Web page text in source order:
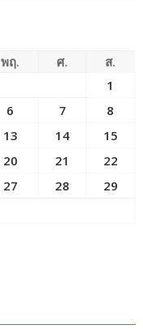
พฤ. ศ.
ส.
1
6 7
8
13 14
15
20 21
22
27 28
29